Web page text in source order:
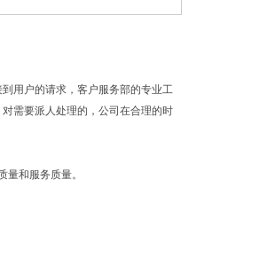
用户的请求，客户服务部的专业工
需要派人处理的，公司在合理的时
和服务质量。